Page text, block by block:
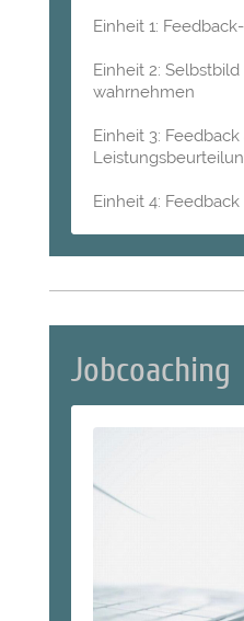
Einheit 1:
Einheit 2:
wahrnehmen
Einheit 3: Feedback
Einheit 4:
Jobcoaching